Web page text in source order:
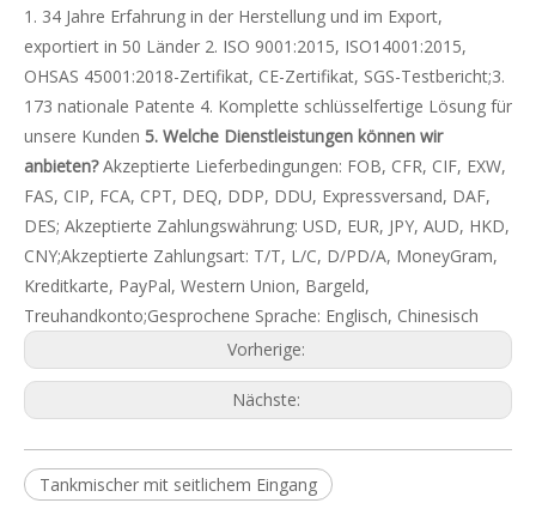
1. 34 Jahre Erfahrung in der Herstellung und im Export,
exportiert in 50 Länder 2. ISO 9001:2015, ISO14001:2015,
OHSAS 45001:2018-Zertifikat, CE-Zertifikat, SGS-Testbericht;3.
173 nationale Patente 4. Komplette schlüsselfertige Lösung für
unsere Kunden 5. Welche Dienstleistungen können wir
anbieten?Akzeptierte Lieferbedingungen: FOB, CFR, CIF, EXW,
FAS, CIP, FCA, CPT, DEQ, DDP, DDU, Expressversand, DAF,
DES; Akzeptierte Zahlungswährung: USD, EUR, JPY, AUD, HKD,
CNY;Akzeptierte Zahlungsart: T/T, L/C, D/PD/A, MoneyGram,
Kreditkarte, PayPal, Western Union, Bargeld,
Treuhandkonto;Gesprochene Sprache: Englisch, Chinesisch
Vorherige:
Nächste:
Tankmischer mit seitlichem Eingang